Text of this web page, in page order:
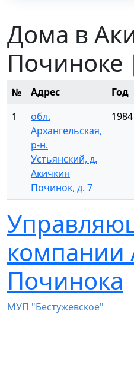
Дома в
Починоке
№ Адрес Год
1
обл.
Архангельская,
р-н.
Устьянский, д.
Акичкин
Починок, д. 7
1984
компании
Починока
МУП "Бестужевское"